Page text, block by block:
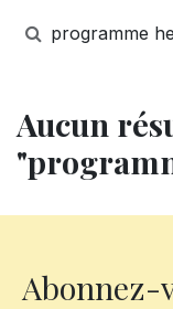
programme
Aucun
Abonnez-